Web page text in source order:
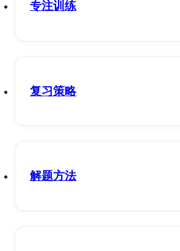
专注训练
复习策略
解题方法